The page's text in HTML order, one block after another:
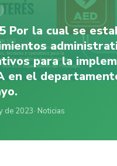
Por la cual se
para la
en el
de 2023· Noticias